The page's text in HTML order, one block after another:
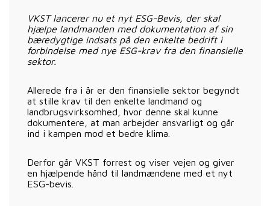
VKST lancerer nu et nyt ESG-Bevis, der skal
hjælpe landmanden med dokumentation af sin
bæredygtige indsats på den enkelte bedrift i
forbindelse med nye ESG-krav fra den finansielle
sektor.
Allerede fra i år er den finansielle sektor begyndt
at stille krav til den enkelte landmand og
landbrugsvirksomhed, hvor denne skal kunne
dokumentere, at man arbejder ansvarligt og går
ind i kampen mod et bedre klima.
Derfor går VKST forrest og viser vejen og giver
en hjælpende hånd til landmændene med et nyt
ESG-bevis.